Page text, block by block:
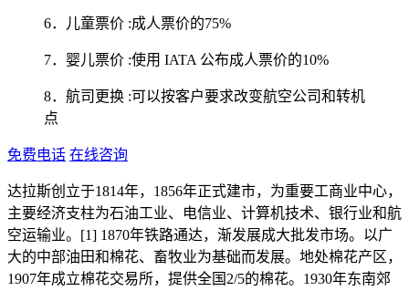
6．儿童票价 :成人票价的75%
7．婴儿票价 :使用 IATA 公布成人票价的10%
8．航司更换 :可以按客户要求改变航空公司和转机
点
免费电话 在线咨询
达拉斯创立于1814年，1856年正式建市，为重要工商业中心，
主要经济支柱为石油工业、电信业、计算机技术、银行业和航
空运输业。[1] 1870年铁路通达，渐发展成大批发市场。以广
大的中部油田和棉花、畜牧业为基础而发展。地处棉花产区，
1907年成立棉花交易所，提供全国2/5的棉花。1930年东南郊